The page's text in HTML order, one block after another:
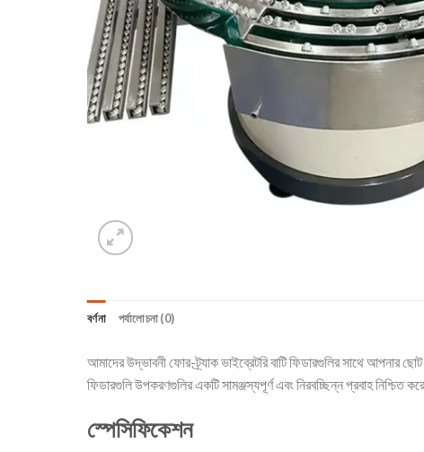
বর্ণনা পর্যালোচনা (0)
আমাদের উদ্ভাবনী ফোর-ট্র্যাক ভাইব্রেটরি বাটি ফিডারগুলির সাথে আপনার
ফিডারগুলি উপকরণগুলির একটি সামঞ্জস্যপূর্ণ এবং নিরবচ্ছিন্ন প্রবাহ নিশ্চিত
স্পেসিফিকেশন